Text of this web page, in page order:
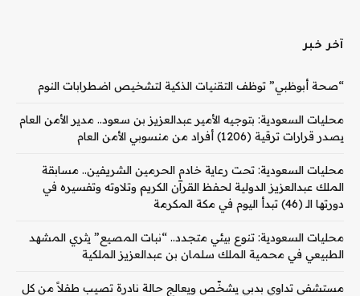
آخر خبر
“صحة أبوظبي” توظف التقنيات الذكية لتشخيص اضطرابات النوم
محليات السعودية: بتوجيه الأمير عبدالعزيز بن سعود.. مدير الأمن العام
يصدر قرارات ترقية (1206) أفراد من منسوبي الأمن العام
محليات السعودية: تحت رعاية خادم الحرمين الشريفين.. مسابقة
الملك عبدالعزيز الدولية لحفظ القرآن الكريم وتلاوته وتفسيره في
دورتها الـ (46) تبدأ اليوم في مكة المكرمة
محليات السعودية: تنوع بيئي متجدد.. “نبات المصيع” يثري المشهد
الطبيعي في محمية الملك سلمان بن عبدالعزيز الملكية
مستشفى تداوي بدبي يشخّص ويعالج حالة نادرة تصيب طفلاً من كل